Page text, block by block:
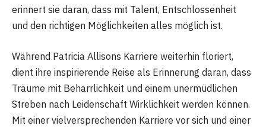
erinnert sie daran, dass mit Talent, Entschlossenheit
und den richtigen Möglichkeiten alles möglich ist.
Während Patricia Allisons Karriere weiterhin floriert,
dient ihre inspirierende Reise als Erinnerung daran, dass
Träume mit Beharrlichkeit und einem unermüdlichen
Streben nach Leidenschaft Wirklichkeit werden können.
Mit einer vielversprechenden Karriere vor sich und einer